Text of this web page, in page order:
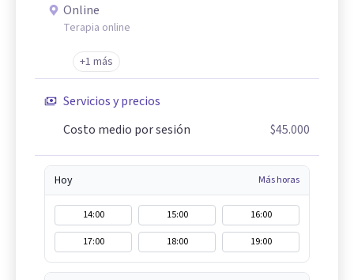
Online
Terapia online
+1 más
Servicios y precios
Costo medio por sesión
$45.000
Hoy Más horas
14:00 15:00
16:00
17:00
18:00 19:00